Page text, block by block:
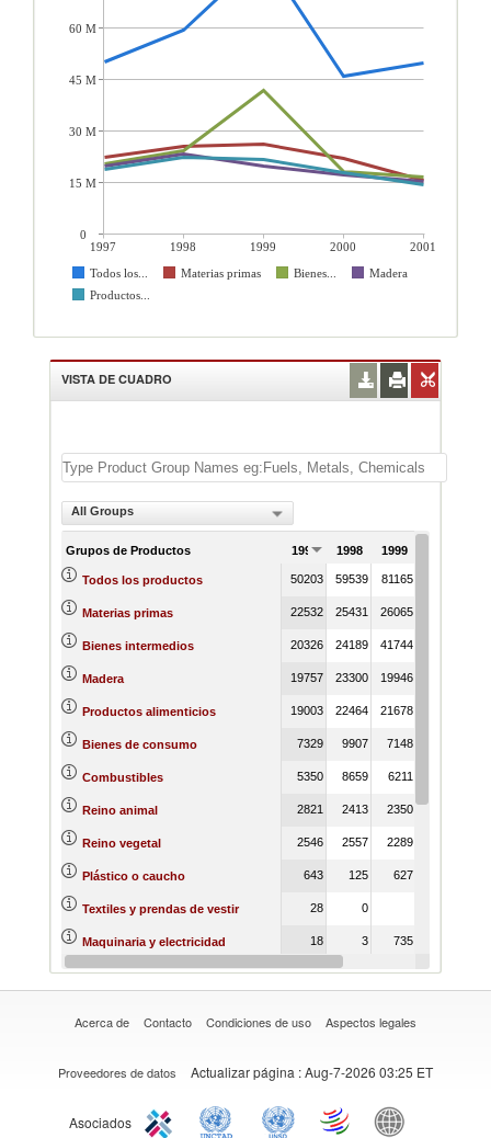
1997 1998 1999 2000
2001
Todos los...
Materias primas Bienes...
Madera
Productos...
60 M
45 M
30 M
15 M
0
VISTA DE CUADRO
All Groups
Grupos de Productos 1997 1998 1999
Todos los productos 50203 59539 81165
Materias primas 22532 25431 26065
Bienes intermedios 20326 24189 41744
Madera 19757 23300 19946
Productos alimenticios 19003 22464 21678
Bienes de consumo 7329 9907 7148
Combustibles 5350 8659 6211
Reino animal 2821 2413 2350
Reino vegetal 2546 2557 2289
Plástico o caucho 643 125 627
Textiles y prendas de vestir 28 0
Maquinaria y electricidad 18 3 735
Varios 15 6 151 170
Acerca de Contacto Condiciones de uso Aspectos legales
Proveedores de datos Actualizar página : Aug-7-2026 03:25 ET
Asociados